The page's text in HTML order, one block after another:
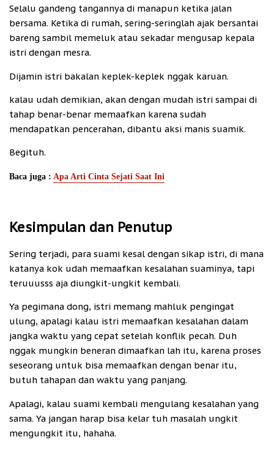
Selalu gandeng tangannya di manapun ketika jalan
bersama. Ketika di rumah, sering-seringlah ajak bersantai
bareng sambil memeluk atau sekadar mengusap kepala
istri dengan mesra.
Dijamin istri bakalan keplek-keplek nggak karuan.
kalau udah demikian, akan dengan mudah istri sampai di
tahap benar-benar memaafkan karena sudah
mendapatkan pencerahan, dibantu aksi manis suamik.
Begituh.
Baca juga : Apa Arti Cinta Sejati Saat Ini
Kesimpulan dan Penutup
Sering terjadi, para suami kesal dengan sikap istri, di mana
katanya kok udah memaafkan kesalahan suaminya, tapi
teruuusss aja diungkit-ungkit kembali.
Ya pegimana dong, istri memang mahluk pengingat
ulung, apalagi kalau istri memaafkan kesalahan dalam
jangka waktu yang cepat setelah konflik pecah. Duh
nggak mungkin beneran dimaafkan lah itu, karena proses
seseorang untuk bisa memaafkan dengan benar itu,
butuh tahapan dan waktu yang panjang.
Apalagi, kalau suami kembali mengulang kesalahan yang
sama. Ya jangan harap bisa kelar tuh masalah ungkit
mengungkit itu, hahaha.